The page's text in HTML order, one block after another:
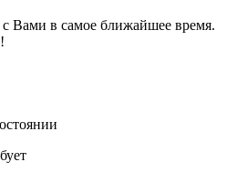
Вами в самое ближайшее время.